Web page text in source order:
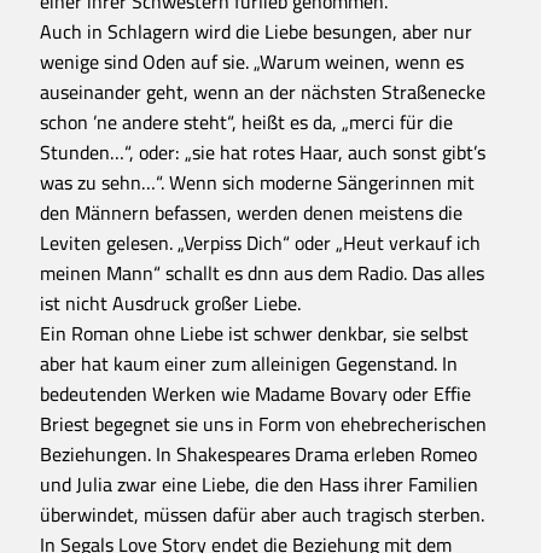
Auch in Schlagern wird die Liebe besungen, aber nur
wenige sind Oden auf sie. „Warum weinen, wenn es
auseinander geht, wenn an der nächsten Straßenecke
schon ’ne andere steht“, heißt es da, „merci für die
Stunden…“, oder: „sie hat rotes Haar, auch sonst gibt’s
was zu sehn…“. Wenn sich moderne Sängerinnen mit
den Männern befassen, werden denen meistens die
Leviten gelesen. „Verpiss Dich“ oder „Heut verkauf ich
meinen Mann“ schallt es dnn aus dem Radio. Das alles
ist nicht Ausdruck großer Liebe.
Ein Roman ohne Liebe ist schwer denkbar, sie selbst
aber hat kaum einer zum alleinigen Gegenstand. In
bedeutenden Werken wie Madame Bovary oder Effie
Briest begegnet sie uns in Form von ehebrecherischen
Beziehungen. In Shakespeares Drama erleben Romeo
und Julia zwar eine Liebe, die den Hass ihrer Familien
überwindet, müssen dafür aber auch tragisch sterben.
In Segals Love Story endet die Beziehung mit dem